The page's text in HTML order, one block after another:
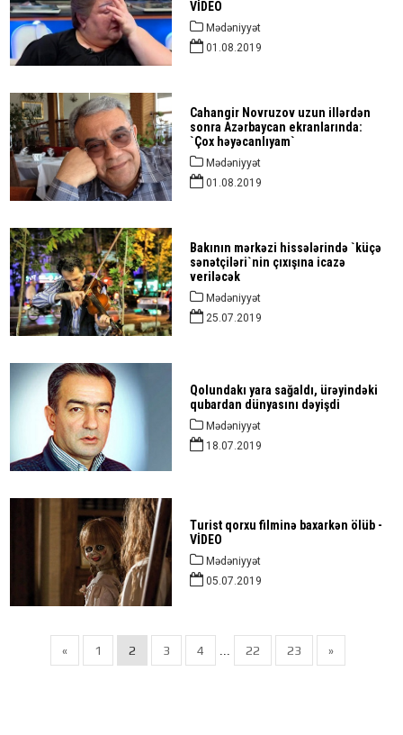
VİDEO
Mədəniyyət
01.08.2019
Cahangir Novruzov uzun illərdən
sonra Azərbaycan ekranlarında:
`Çox həyəcanlıyam`
Mədəniyyət
01.08.2019
Bakının mərkəzi hissələrində `küçə
sənətçiləri`nin çıxışına icazə
veriləcək
Mədəniyyət
25.07.2019
Qolundakı yara sağaldı, ürəyindəki
qubardan dünyasını dəyişdi
Mədəniyyət
18.07.2019
Turist qorxu filminə baxarkən ölüb -
VİDEO
Mədəniyyət
05.07.2019
« 1 2 3 4 ... 22 23 »